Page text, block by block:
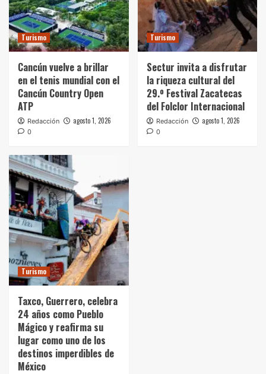
Turismo
Cancún vuelve a brillar
en el tenis mundial con el
Cancún Country Open
ATP
Redacción agosto 1, 2026
0
Turismo
Sectur invita a disfrutar
la riqueza cultural del
29.º Festival Zacatecas
del Folclor Internacional
Redacción agosto 1, 2026
0
Turismo
Taxco, Guerrero, celebra
24 años como Pueblo
Mágico y reafirma su
lugar como uno de los
destinos imperdibles de
México